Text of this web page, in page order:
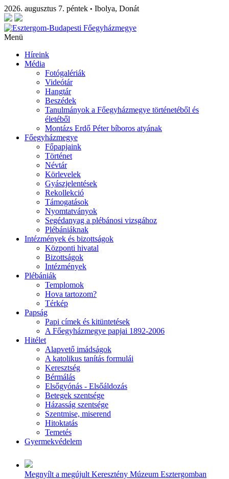
2026. augusztus 7. péntek • Ibolya, Donát
Menü
Híreink
Média
Fotógalériák
Videótár
Hangtár
Beszédek
Tanulmányok a Főegyházmegye történetéből és
életéből
Montázs Erdő Péter bíboros atyának
Főegyházmegye
Főpapjaink
Történet
Névtár
Körlevelek
Gyászjelentések
Rekollekció
Támogatások
Nyomtatványok
Segédanyag a plébánosi vizsgához
Plébániáknak
Intézmények és bizottságok
Központi hivatal
Bizottságok
Intézmények
Plébániák
Templomok
Hova tartozom?
Térkép
Papság
Papi címek és kitüntetések
A Főegyházmegye papjai 1892-2006
Hitélet
Alapvető imádságok
A katolikus tanítás formulái
Keresztség
Bérmálás
Elsőgyónás - Elsőáldozás
Betegek szentsége
Házasság szentsége
Szentmise, miserend
Hitoktatás
Temetés
Gyermekvédelem
Megnyílt a megújult Keresztény Múzeum Esztergomban